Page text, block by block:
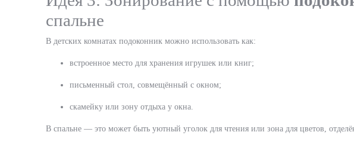
спальне
В детских комнатах подоконник можно использовать как:
встроенное место для хранения игрушек или книг;
письменный стол, совмещённый с окном;
скамейку или зону отдыха у окна.
В спальне — это может быть уютный уголок для чтения или зона для цветов,